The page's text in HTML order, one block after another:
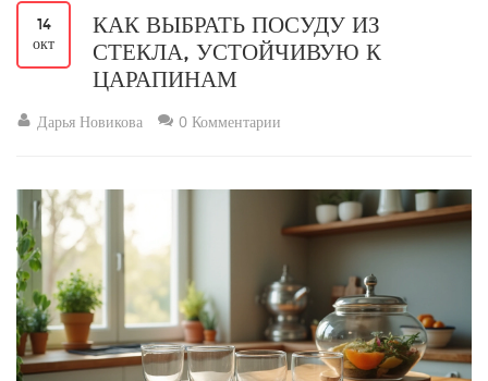
14
окт
КАК ВЫБРАТЬ ПОСУДУ ИЗ
СТЕКЛА, УСТОЙЧИВУЮ К
ЦАРАПИНАМ
Дарья Новикова 0 Комментарии